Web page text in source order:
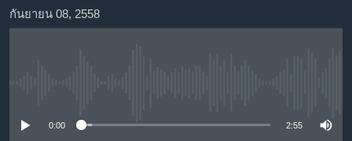
หลัก
ค้นหา
ธุรกิจ
ตรวจสอบข่าว
กันยายน 08, 2558
0:00 2:55